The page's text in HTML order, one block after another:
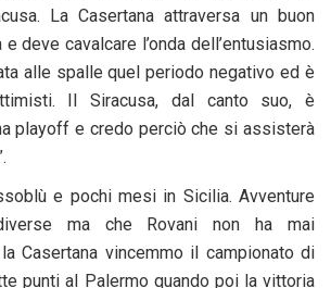
La Casertana attraversa un buon
deve cavalcare l’onda dell’entusiasmo.
alle spalle quel periodo negativo ed è
Il Siracusa, dal canto suo, è
playoff e credo perciò che si assisterà
e pochi mesi in Sicilia. Avventure
ma che Rovani non ha mai
Casertana vincemmo il campionato di
punti al Palermo quando poi la vittoria